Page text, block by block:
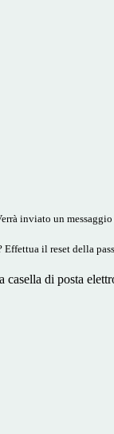
inviato un
Effettua il reset della
casella di posta